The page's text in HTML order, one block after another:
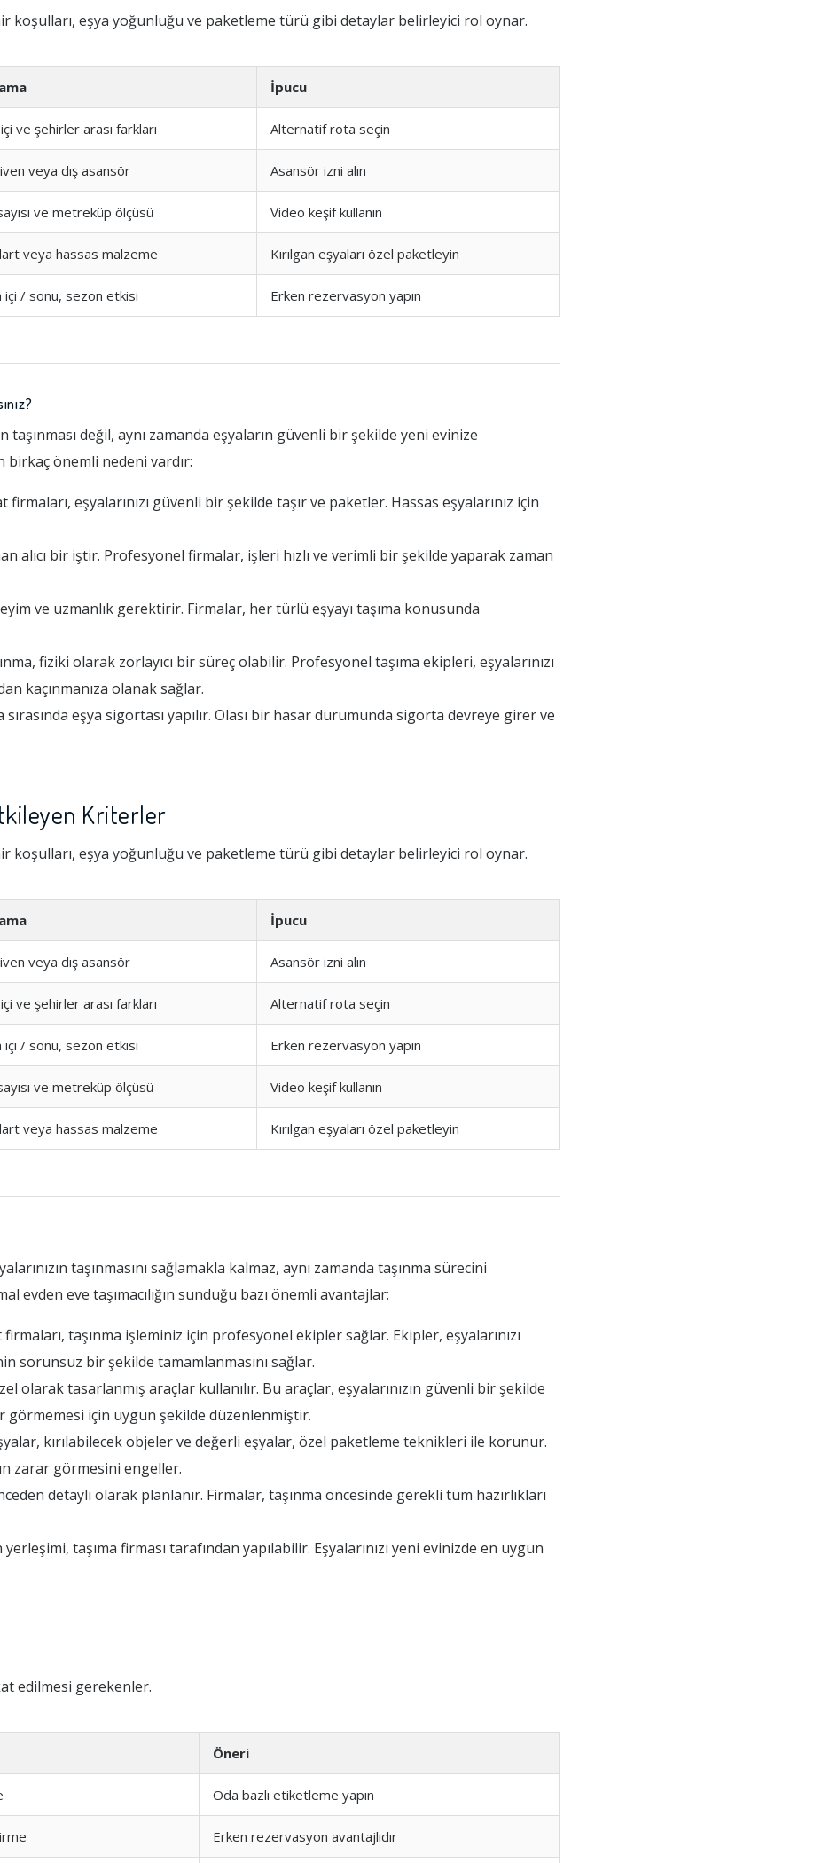
koşulları, eşya yoğunluğu ve paketleme türü gibi detaylar belirleyici rol oynar.
İpucu
ve şehirler arası farkları Alternatif rota seçin
veya dış asansör Asansör izni alın
ve metreküp ölçüsü Video keşif kullanın
veya hassas malzeme Kırılgan eşyaları özel paketleyin
içi / sonu, sezon etkisi Erken rezervasyon yapın
taşınması değil, aynı zamanda eşyaların güvenli bir şekilde yeni evinize
birkaç önemli nedeni vardır:
eşyalarınızı güvenli bir şekilde taşır ve paketler. Hassas eşyalarınız için
alıcı bir iştir. Profesyonel firmalar, işleri hızlı ve verimli bir şekilde yaparak zaman
ve uzmanlık gerektirir. Firmalar, her türlü eşyayı taşıma konusunda
fiziki olarak zorlayıcı bir süreç olabilir. Profesyonel taşıma ekipleri, eşyalarınızı
kaçınmanıza olanak sağlar.
sırasında eşya sigortası yapılır. Olası bir hasar durumunda sigorta devreye girer ve
Kriterler
koşulları, eşya yoğunluğu ve paketleme türü gibi detaylar belirleyici rol oynar.
İpucu
veya dış asansör Asansör izni alın
ve şehirler arası farkları Alternatif rota seçin
içi / sonu, sezon etkisi Erken rezervasyon yapın
ve metreküp ölçüsü Video keşif kullanın
veya hassas malzeme Kırılgan eşyaları özel paketleyin
taşınmasını sağlamakla kalmaz, aynı zamanda taşınma sürecini
evden eve taşımacılığın sunduğu bazı önemli avantajlar:
taşınma işleminiz için profesyonel ekipler sağlar. Ekipler, eşyalarınızı
sorunsuz bir şekilde tamamlanmasını sağlar.
olarak tasarlanmış araçlar kullanılır. Bu araçlar, eşyalarınızın güvenli bir şekilde
görmemesi için uygun şekilde düzenlenmiştir.
kırılabilecek objeler ve değerli eşyalar, özel paketleme teknikleri ile korunur.
zarar görmesini engeller.
detaylı olarak planlanır. Firmalar, taşınma öncesinde gerekli tüm hazırlıkları
taşıma firması tarafından yapılabilir. Eşyalarınızı yeni evinizde en uygun
edilmesi gerekenler.
Öneri
Oda bazlı etiketleme yapın
Erken rezervasyon avantajlıdır